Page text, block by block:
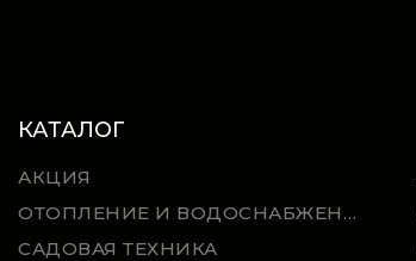
КАТАЛОГ
АКЦИЯ
ОТОПЛЕНИЕ И ВОДОСНАБЖЕНИЕ
САДОВАЯ ТЕХНИКА